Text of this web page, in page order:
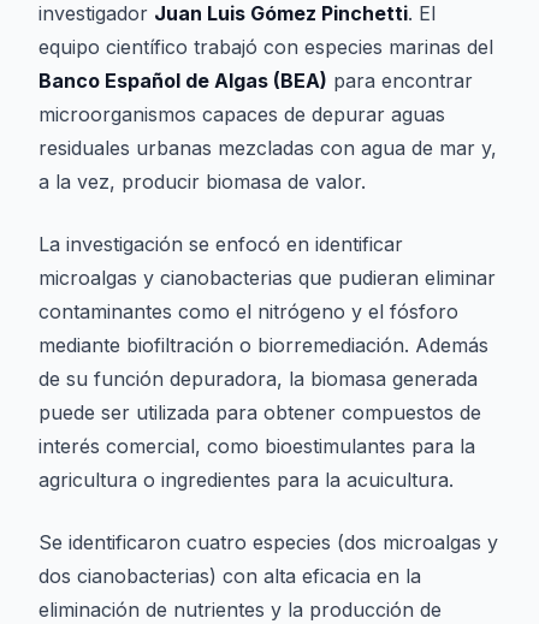
investigador Juan Luis Gómez Pinchetti. El
equipo científico trabajó con especies marinas del
Banco Español de Algas (BEA) para encontrar
microorganismos capaces de depurar aguas
residuales urbanas mezcladas con agua de mar y,
a la vez, producir biomasa de valor.
La investigación se enfocó en identificar
microalgas y cianobacterias que pudieran eliminar
contaminantes como el nitrógeno y el fósforo
mediante biofiltración o biorremediación. Además
de su función depuradora, la biomasa generada
puede ser utilizada para obtener compuestos de
interés comercial, como bioestimulantes para la
agricultura o ingredientes para la acuicultura.
Se identificaron cuatro especies (dos microalgas y
dos cianobacterias) con alta eficacia en la
eliminación de nutrientes y la producción de